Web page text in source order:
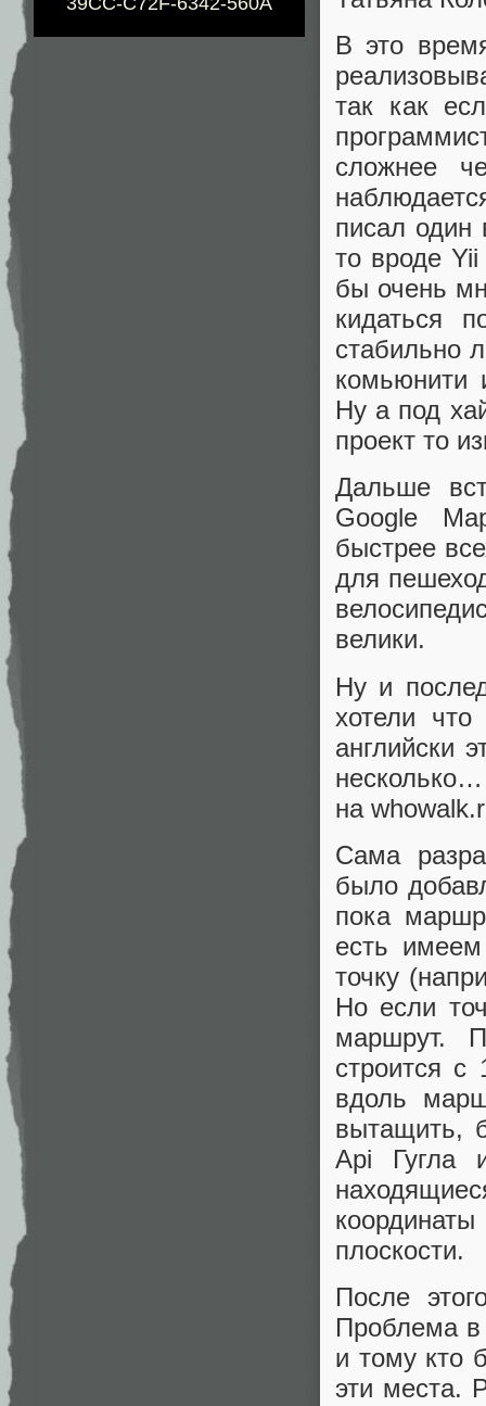
В это
так как
сложнее
писал один
то вроде Yii
бы очень
кидаться
стабильно
комьюнити
Ну а под
проект то
Дальше
Google
быстрее
для
велики.
Ну и
хотели
английски
на
Сама
было
пока
есть
точку
Но если
маршрут.
строится
вдоль
вытащить,
Api Гугла
плоскости.
После
Проблема в
и тому кто
эти места.